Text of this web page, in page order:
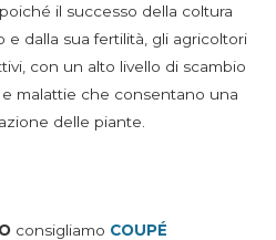
il successo della coltura
e dalla sua fertilità, gli agricoltori
con un alto livello di scambio
malattie che consentano una
delle piante.
consigliamo COUPÉ